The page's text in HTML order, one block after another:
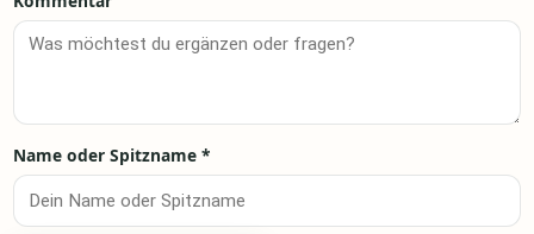
Name oder Spitzname *